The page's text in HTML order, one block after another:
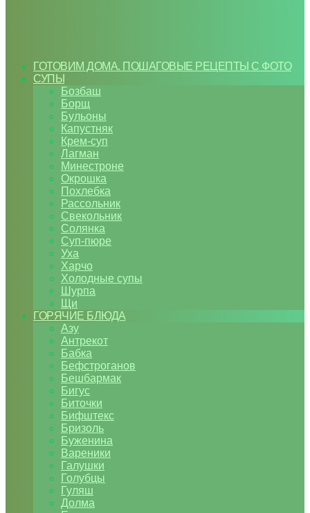
ГОТОВИМ ДОМА. ПОШАГОВЫЕ РЕЦЕПТЫ С ФОТО
СУПЫ
Бозбаш
Борщ
Бульоны
Капустняк
Крем-суп
Лагман
Минестроне
Окрошка
Похлебка
Рассольник
Свекольник
Солянка
Суп-пюре
Уха
Харчо
Холодные супы
Шурпа
Щи
ГОРЯЧИЕ БЛЮДА
Азу
Антрекот
Бабка
Бефстроганов
Бешбармак
Бигус
Биточки
Бифштекс
Бризоль
Буженина
Вареники
Галушки
Голубцы
Гуляш
Долма